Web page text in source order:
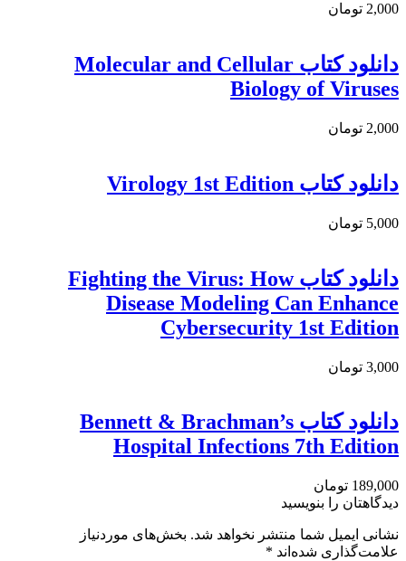
2,000 تومان
دانلود کتاب Molecular and Cellular
Biology of Viruses
2,000 تومان
دانلود کتاب Virology 1st Edition
5,000 تومان
دانلود کتاب Fighting the Virus: How
Disease Modeling Can Enhance
Cybersecurity 1st Edition
3,000 تومان
دانلود كتاب Bennett & Brachman’s
Hospital Infections 7th Edition
189,000 تومان
دیدگاهتان را بنویسید
نشانی ایمیل شما منتشر نخواهد شد. بخش‌های موردنیاز
علامت‌گذاری شده‌اند *